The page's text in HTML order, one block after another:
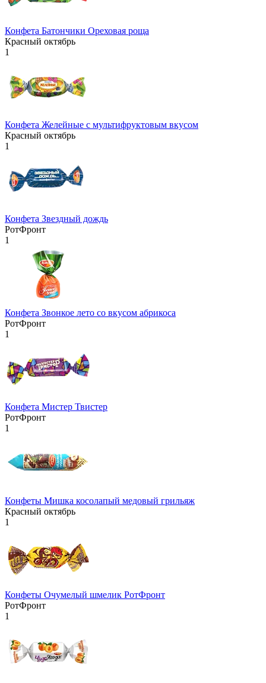
Конфета Батончики Ореховая роща
Красный октябрь
1
Конфета Желейные с мультифруктовым вкусом
Красный октябрь
1
Конфета Звездный дождь
РотФронт
1
Конфета Звонкое лето со вкусом абрикоса
РотФронт
1
Конфета Мистер Твистер
РотФронт
1
Конфеты Мишка косолапый медовый грильяж
Красный октябрь
1
Конфеты Очумелый шмелик РотФронт
РотФронт
1